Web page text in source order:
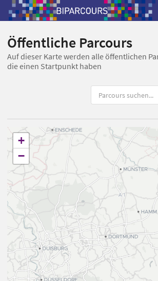
Öffentliche Parcours
Auf dieser Karte werden alle öffentlichen
die einen Startpunkt haben
+
−